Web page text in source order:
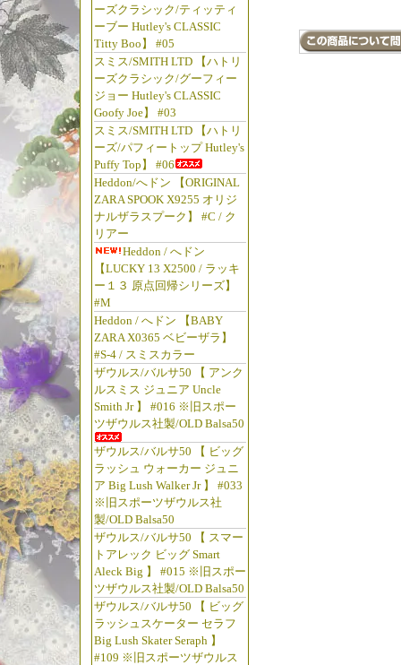
ーズクラシック/ティッティ
ーブー Hutley's CLASSIC
Titty Boo】 #05
スミス/SMITH LTD 【ハトリ
ーズクラシック/グーフィー
ジョー Hutley's CLASSIC
Goofy Joe】 #03
スミス/SMITH LTD 【ハトリ
ーズ/パフィートップ Hutley's
Puffy Top】 #06
Heddon/へドン 【ORIGINAL
ZARA SPOOK X9255 オリジ
ナルザラスプーク】 #C / ク
リアー
Heddon / へドン
【LUCKY 13 X2500 / ラッキ
ー１３ 原点回帰シリーズ】
#M
Heddon / へドン 【BABY
ZARA X0365 ベビーザラ】
#S-4 / スミスカラー
ザウルス/バルサ50 【 アンク
ルスミス ジュニア Uncle
Smith Jr 】 #016 ※旧スポー
ツザウルス社製/OLD Balsa50
ザウルス/バルサ50 【 ビッグ
ラッシュ ウォーカー ジュニ
ア Big Lush Walker Jr 】 #033
※旧スポーツザウルス社
製/OLD Balsa50
ザウルス/バルサ50 【 スマー
トアレック ビッグ Smart
Aleck Big 】 #015 ※旧スポー
ツザウルス社製/OLD Balsa50
ザウルス/バルサ50 【 ビッグ
ラッシュスケーター セラフ
Big Lush Skater Seraph 】
#109 ※旧スポーツザウルス